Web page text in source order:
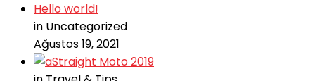
Hello world!
in Uncategorized
Ağustos 19, 2021
Straight Moto 2019